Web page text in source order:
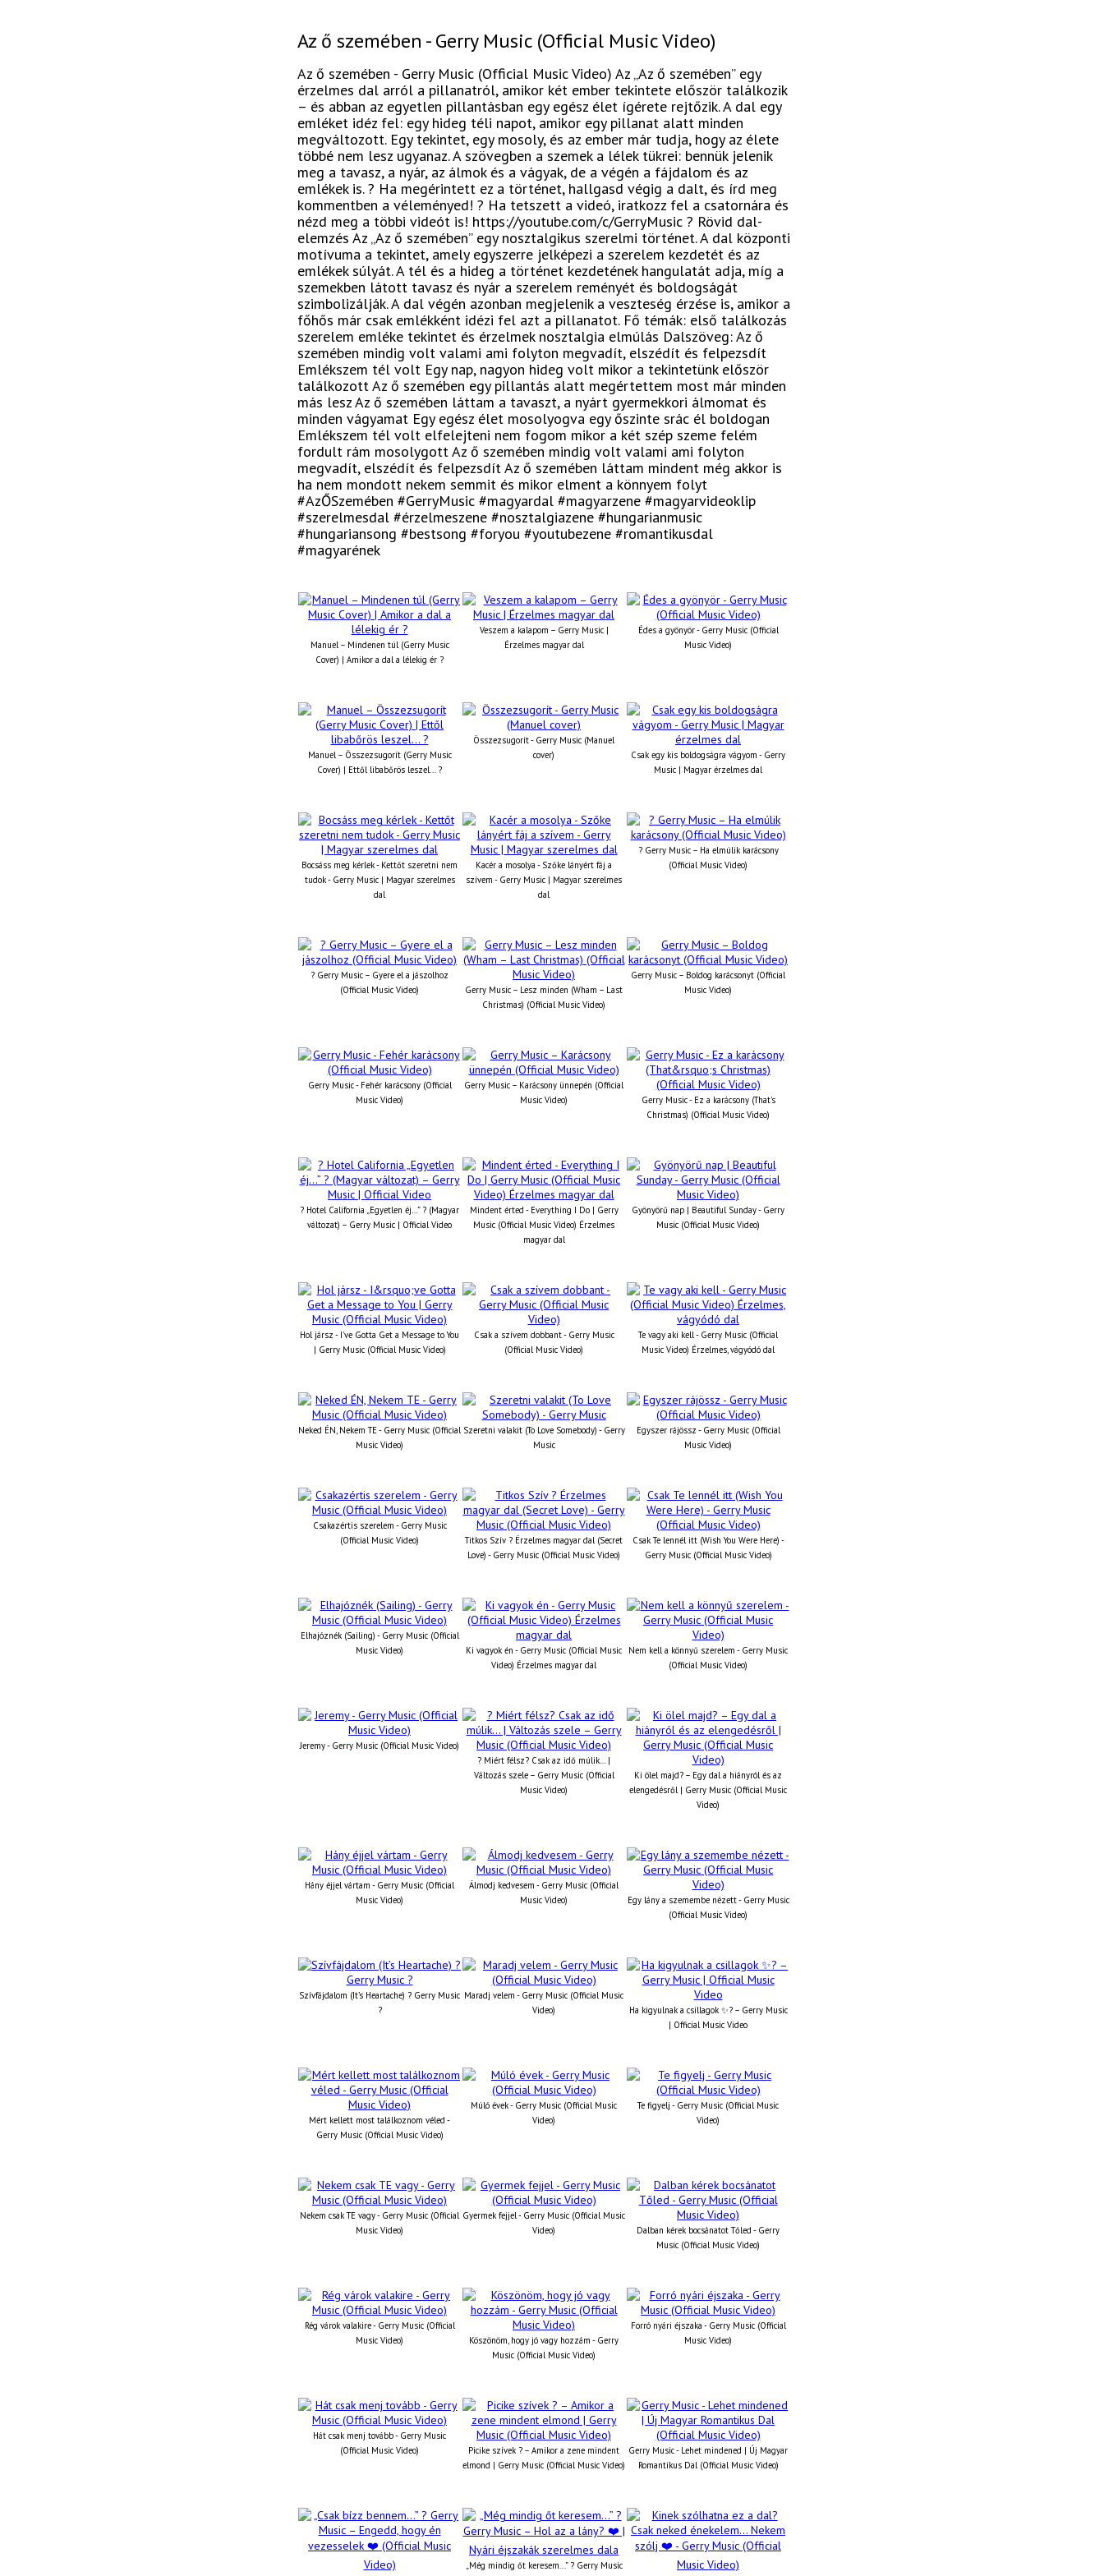
Az ő szemében - Gerry Music (Official Music Video)
Az ő szemében - Gerry Music (Official Music Video) Az „Az ő szemében” egy
érzelmes dal arról a pillanatról, amikor két ember tekintete először találkozik
– és abban az egyetlen pillantásban egy egész élet ígérete rejtőzik. A dal egy
emléket idéz fel: egy hideg téli napot, amikor egy pillanat alatt minden
megváltozott. Egy tekintet, egy mosoly, és az ember már tudja, hogy az élete
többé nem lesz ugyanaz. A szövegben a szemek a lélek tükrei: bennük jelenik
meg a tavasz, a nyár, az álmok és a vágyak, de a végén a fájdalom és az
emlékek is. ? Ha megérintett ez a történet, hallgasd végig a dalt, és írd meg
kommentben a véleményed! ? Ha tetszett a videó, iratkozz fel a csatornára és
nézd meg a többi videót is! https://youtube.com/c/GerryMusic ? Rövid dal-
elemzés Az „Az ő szemében” egy nosztalgikus szerelmi történet. A dal központi
motívuma a tekintet, amely egyszerre jelképezi a szerelem kezdetét és az
emlékek súlyát. A tél és a hideg a történet kezdetének hangulatát adja, míg a
szemekben látott tavasz és nyár a szerelem reményét és boldogságát
szimbolizálják. A dal végén azonban megjelenik a veszteség érzése is, amikor a
főhős már csak emlékként idézi fel azt a pillanatot. Fő témák: első találkozás
szerelem emléke tekintet és érzelmek nosztalgia elmúlás Dalszöveg: Az ő
szemében mindig volt valami ami folyton megvadít, elszédít és felpezsdít
Emlékszem tél volt Egy nap, nagyon hideg volt mikor a tekintetünk először
találkozott Az ő szemében egy pillantás alatt megértettem most már minden
más lesz Az ő szemében láttam a tavaszt, a nyárt gyermekkori álmomat és
minden vágyamat Egy egész élet mosolyogva egy őszinte srác él boldogan
Emlékszem tél volt elfelejteni nem fogom mikor a két szép szeme felém
fordult rám mosolygott Az ő szemében mindig volt valami ami folyton
megvadít, elszédít és felpezsdít Az ő szemében láttam mindent még akkor is
ha nem mondott nekem semmit és mikor elment a könnyem folyt
#AzŐSzemében #GerryMusic #magyardal #magyarzene #magyarvideoklip
#szerelmesdal #érzelmeszene #nosztalgiazene #hungarianmusic
#hungariansong #bestsong #foryou #youtubezene #romantikusdal
#magyarének
Manuel – Mindenen túl (Gerry Music
Cover) | Amikor a dal a lélekig ér ?
Veszem a kalapom – Gerry Music |
Érzelmes magyar dal
Édes a gyönyör - Gerry Music (Official
Music Video)
Manuel – Összezsugorít (Gerry Music
Cover) | Ettől libabőrös leszel... ?
Összezsugorít - Gerry Music (Manuel
cover)
Csak egy kis boldogságra vágyom - Gerry
Music | Magyar érzelmes dal
Bocsáss meg kérlek - Kettőt szeretni nem
tudok - Gerry Music | Magyar szerelmes
dal
Kacér a mosolya - Szőke lányért fáj a
szívem - Gerry Music | Magyar szerelmes
dal
? Gerry Music – Ha elmúlik karácsony
(Official Music Video)
? Gerry Music – Gyere el a jászolhoz
(Official Music Video)
Gerry Music – Lesz minden (Wham – Last
Christmas) (Official Music Video)
Gerry Music – Boldog karácsonyt (Official
Music Video)
Gerry Music - Fehér karácsony (Official
Music Video)
Gerry Music – Karácsony ünnepén (Official
Music Video)
Gerry Music - Ez a karácsony (That's
Christmas) (Official Music Video)
? Hotel California „Egyetlen éj…” ? (Magyar
változat) – Gerry Music | Official Video
Mindent érted - Everything I Do | Gerry
Music (Official Music Video) Érzelmes
magyar dal
Gyönyörű nap | Beautiful Sunday - Gerry
Music (Official Music Video)
Hol jársz - I've Gotta Get a Message to You
| Gerry Music (Official Music Video)
Csak a szívem dobbant - Gerry Music
(Official Music Video)
Te vagy aki kell - Gerry Music (Official
Music Video) Érzelmes, vágyódó dal
Neked ÉN, Nekem TE - Gerry Music (Official
Music Video)
Szeretni valakit (To Love Somebody) - Gerry
Music
Egyszer rájössz - Gerry Music (Official
Music Video)
Csakazértis szerelem - Gerry Music
(Official Music Video)
Titkos Szív ? Érzelmes magyar dal (Secret
Love) - Gerry Music (Official Music Video)
Csak Te lennél itt (Wish You Were Here) -
Gerry Music (Official Music Video)
Elhajóznék (Sailing) - Gerry Music (Official
Music Video)
Ki vagyok én - Gerry Music (Official Music
Video) Érzelmes magyar dal
Nem kell a könnyű szerelem - Gerry Music
(Official Music Video)
Jeremy - Gerry Music (Official Music Video)
? Miért félsz? Csak az idő múlik… |
Változás szele – Gerry Music (Official
Music Video)
Ki ölel majd? – Egy dal a hiányról és az
elengedésről | Gerry Music (Official Music
Video)
Hány éjjel vártam - Gerry Music (Official
Music Video)
Álmodj kedvesem - Gerry Music (Official
Music Video)
Egy lány a szemembe nézett - Gerry Music
(Official Music Video)
Szívfájdalom (It’s Heartache) ? Gerry Music
?
Maradj velem - Gerry Music (Official Music
Video)
Ha kigyulnak a csillagok ✨? – Gerry Music
| Official Music Video
Mért kellett most találkoznom véled -
Gerry Music (Official Music Video)
Múló évek - Gerry Music (Official Music
Video)
Te figyelj - Gerry Music (Official Music
Video)
Nekem csak TE vagy - Gerry Music (Official
Music Video)
Gyermek fejjel - Gerry Music (Official Music
Video)
Dalban kérek bocsánatot Tőled - Gerry
Music (Official Music Video)
Rég várok valakire - Gerry Music (Official
Music Video)
Köszönöm, hogy jó vagy hozzám - Gerry
Music (Official Music Video)
Forró nyári éjszaka - Gerry Music (Official
Music Video)
Hát csak menj tovább - Gerry Music
(Official Music Video)
Picike szívek ? – Amikor a zene mindent
elmond | Gerry Music (Official Music Video)
Gerry Music - Lehet mindened | Új Magyar
Romantikus Dal (Official Music Video)
„Még mindig őt keresem...” ? Gerry Music